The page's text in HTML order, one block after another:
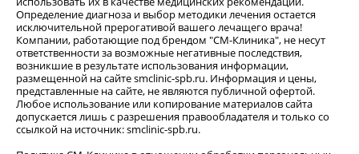
Определение диагноза и выбор методики лечения остается
исключительной прерогативой вашего лечащего врача!
Компании, работающие под брендом "СМ-Клиника", не несут
ответственности за возможные негативные последствия,
возникшие в результате использования информации,
размещенной на сайте smclinic-spb.ru. Информация и цены,
представленные на сайте, не являются публичной офертой.
Любое использование или копирование материалов сайта
допускается лишь с разрешения правообладателя и только со
ссылкой на источник: smclinic-spb.ru.